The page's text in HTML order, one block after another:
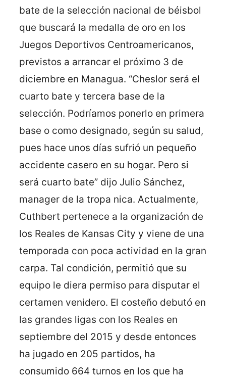
bate de la selección nacional de béisbol
que buscará la medalla de oro en los
Juegos Deportivos Centroamericanos,
previstos a arrancar el próximo 3 de
diciembre en Managua. “Cheslor será el
cuarto bate y tercera base de la
selección. Podríamos ponerlo en primera
base o como designado, según su salud,
pues hace unos días sufrió un pequeño
accidente casero en su hogar. Pero si
será cuarto bate” dijo Julio Sánchez,
manager de la tropa nica. Actualmente,
Cuthbert pertenece a la organización de
los Reales de Kansas City y viene de una
temporada con poca actividad en la gran
carpa. Tal condición, permitió que su
equipo le diera permiso para disputar el
certamen venidero. El costeño debutó en
las grandes ligas con los Reales en
septiembre del 2015 y desde entonces
ha jugado en 205 partidos, ha
consumido 664 turnos en los que ha